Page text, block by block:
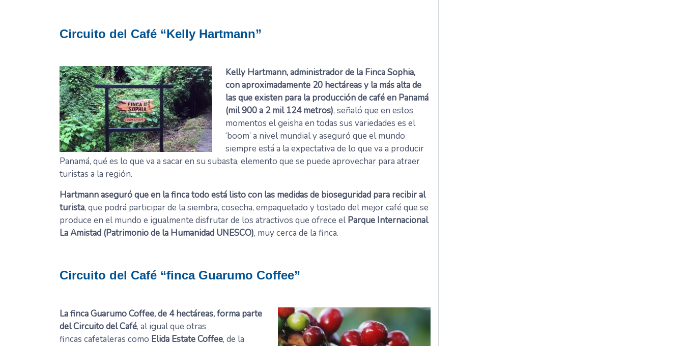
Circuito del Café “Kelly Hartmann”
Kelly Hartmann, administrador de la Finca Sophia,
con aproximadamente 20 hectáreas y la más alta de
las que existen para la producción de café en Panamá
(mil 900 a 2 mil 124 metros), señaló que en estos
momentos el geisha en todas sus variedades es el
‘boom’ a nivel mundial y aseguró que el mundo
siempre está a la expectativa de lo que va a producir
Panamá, qué es lo que va a sacar en su subasta, elemento que se puede aprovechar para atraer
turistas a la región.
Hartmann aseguró que en la finca todo está listo con las medidas de bioseguridad para recibir al
turista, que podrá participar de la siembra, cosecha, empaquetado y tostado del mejor café que se
produce en el mundo e igualmente disfrutar de los atractivos que ofrece elParque Internacional
La Amistad (Patrimonio de la Humanidad UNESCO), muy cerca de la finca.
Circuito del Café “finca Guarumo Coffee”
La finca Guarumo Coffee, de 4 hectáreas, forma parte
del Circuito del Café, al igual que otras
fincas cafetaleras como Elida Estate Coffee, de la